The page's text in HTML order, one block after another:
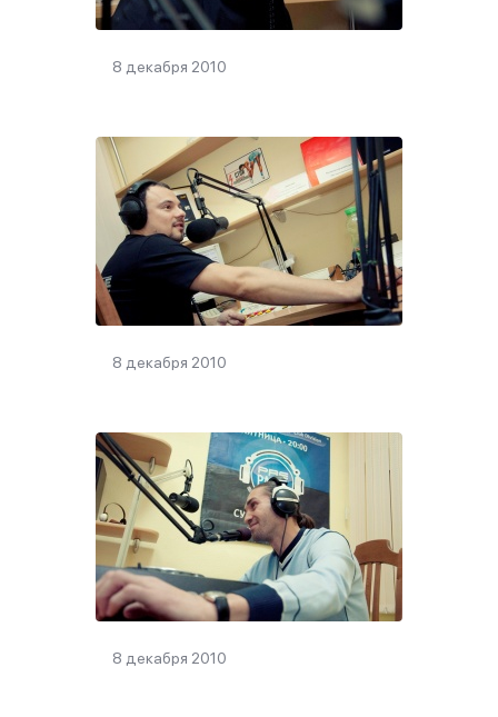
8 декабря 2010
8 декабря 2010
8 декабря 2010